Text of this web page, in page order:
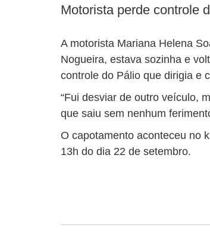
Motorista perde controle
A motorista Mariana Helena
Nogueira, estava sozinha e
controle do Pálio que dirigia e
“Fui desviar de outro veículo,
que saiu sem nenhum
O capotamento aconteceu no
13h do dia 22 de setembro.